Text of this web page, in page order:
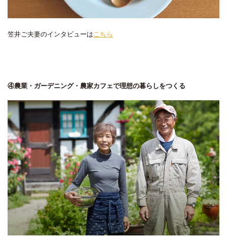
笠井ご夫妻のインタビューはこちら
④農業・ガーデニング・農家カフェで理想の暮らしをつくる